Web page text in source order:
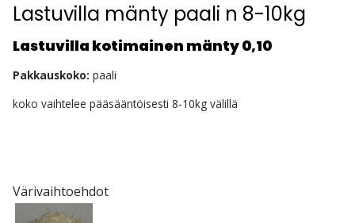
Lastuvilla mänty paali n 8-10kg
Lastuvilla kotimainen mänty 0,10
Pakkauskoko: paali
koko vaihtelee pääsääntöisesti 8-10kg välillä
Värivaihtoehdot